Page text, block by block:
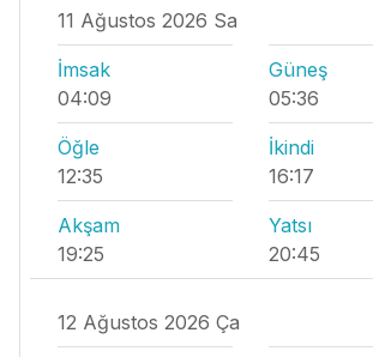
11 Ağustos 2026 Sa
İmsak
04:09
Güneş
05:36
Öğle
12:35
İkindi
16:17
Akşam
19:25
Yatsı
20:45
12 Ağustos 2026 Ça